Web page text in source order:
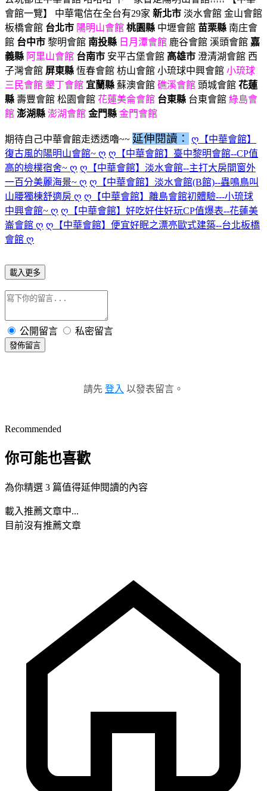
會館一覽】 中華電信在全台有29家 新北市 淡水會館 金山會館
板橋會館 台北市 陽明山會館 桃園縣 中壢會館 苗栗縣 南庄會
館 台中市 黎明會館 南投縣 日月潭會館 鹿谷會館 溪頭會館 嘉
義縣 阿里山會館 台南市 安平古堡會館 高雄市 澄清湖會館 西
子灣會館 屏東縣 恆春會館 枋山會館 小琉球中興會館 小琉球
三民會館 墾丁會館 宜蘭縣 蘇澳會館 礁溪會館 頭城會館 花蓮
縣 壽豐會館 松園會館 花蓮美侖會館 台東縣 台東會館 綠島會
館 澎湖縣 澎湖會館 金門縣 金門會館
期待自己中華會館走透透嚕~~ 延伸閱讀：
ღ【中華會館】
復古風的陽明山會館~ ღ ღ【中華會館】臺中黎明會館--CP值
高的檢樸宿舍~ ღ ღ【中華會館】淡水會館--主打大房間窗外
一百分美麗海景~ ღ ღ【中華會館】淡水會館(B館)--蟲鳴鳥叫
山腰獨棟舒適房 ღ ღ【中華會館】離島會館初體驗---小琉球
中興會館~ ღ ღ【中華會館】好吃好住好玩CP值爆表--花蓮美
崙會館 ღ ღ【中華會館】便宜好眠之漂亮歐式建築--台北板橋
會館 ღ
載入更多
公開留言 私密留言
發佈留言
請先 登入 以發表留言。
Recommended
你可能也喜歡
為你精選 3 篇值得延伸閱讀的內容
載入推薦文章中...
目前沒有推薦文章